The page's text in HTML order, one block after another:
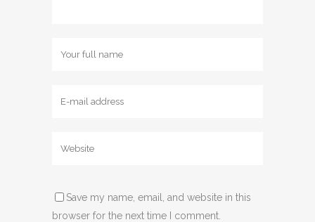
Save my name, email, and website in this
browser for the next time I comment.